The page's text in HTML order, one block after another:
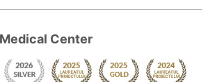
Center